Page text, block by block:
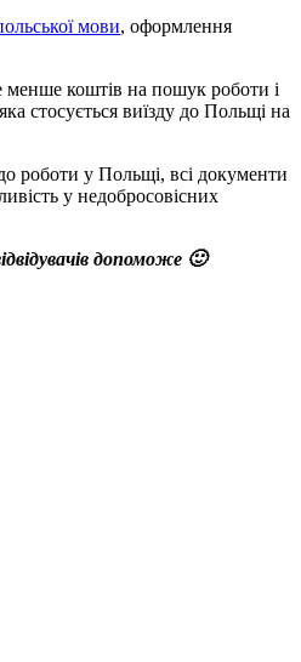
мови, оформлення
менше коштів на пошук роботи і
стосується виїзду до Польщі на
роботи у Польщі, всі документи
у недобросовісних
допоможе 🙂